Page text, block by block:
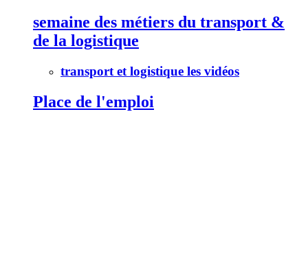
semaine des métiers du transport &
de la logistique
transport et logistique les vidéos
Place de l'emploi